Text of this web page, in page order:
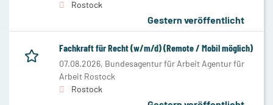
Rostock
Gestern veröffentlicht
Fachkraft für Recht (w/m/d) (Remote / Mobil möglich)
07.08.2026, Bundesagentur für Arbeit Agentur für
Arbeit Rostock
Rostock